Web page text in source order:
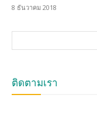
8 ธันวาคม 2018
ติดตามเรา